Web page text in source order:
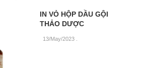
IN VỎ HỘP DẦU GỘI
THẢO DƯỢC
13/May/2023